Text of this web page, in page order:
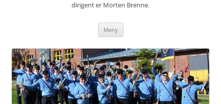
dirigent er Morten Brenne.
Meny